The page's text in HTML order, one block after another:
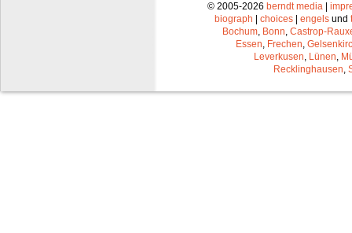
© 2005-2026 berndt media|
biograph
choices engels und
Bochum, Bonn, Castrop-
Essen, Frechen,
Leverkusen, Lünen,
Recklinghausen,